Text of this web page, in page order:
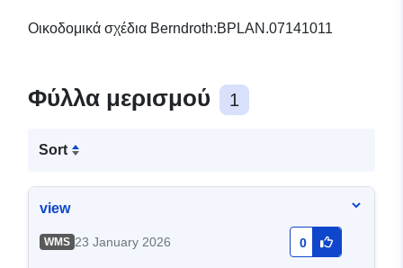
Οικοδομικά σχέδια Berndroth:BPLAN.07141011
Φύλλα μερισμού 1
Sort
view
WMS 23 January 2026 0